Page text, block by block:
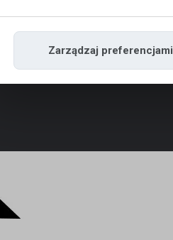
Zarządzaj preferencjami